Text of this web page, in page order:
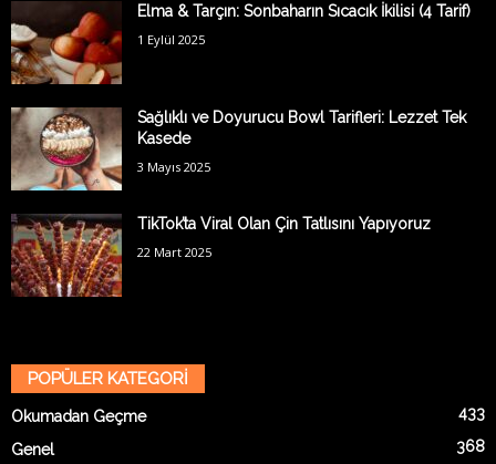
Elma & Tarçın: Sonbaharın Sıcacık İkilisi (4 Tarif)
1 Eylül 2025
Sağlıklı ve Doyurucu Bowl Tarifleri: Lezzet Tek
Kasede
3 Mayıs 2025
TikTok’ta Viral Olan Çin Tatlısını Yapıyoruz
22 Mart 2025
POPÜLER KATEGORİ
Okumadan Geçme 433
Genel 368